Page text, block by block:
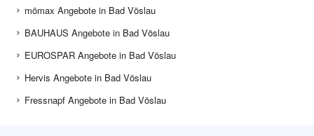
mömax Angebote in Bad Vöslau
BAUHAUS Angebote in Bad Vöslau
EUROSPAR Angebote in Bad Vöslau
Hervis Angebote in Bad Vöslau
Fressnapf Angebote in Bad Vöslau